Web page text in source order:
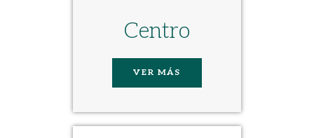
Centro
VER MÁS